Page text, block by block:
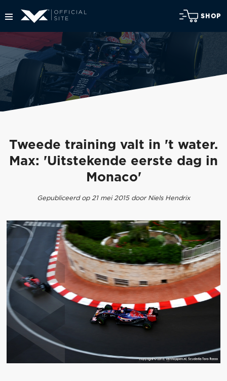
SHOP
Tweede training valt in 't water.
Max: 'Uitstekende eerste dag in
Monaco'
Gepubliceerd op 21 mei 2015 door Niels Hendrix